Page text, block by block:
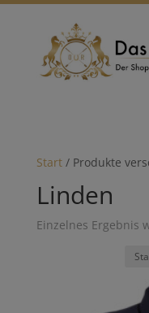
Start/ Produkte
Linden
Einzelnes Ergebnis